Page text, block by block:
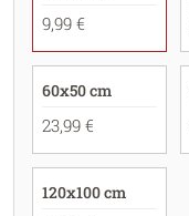
9,99 €
60x50 cm
23,99 €
120x100 cm